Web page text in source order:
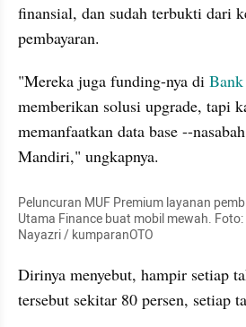
finansial, dan sudah terbukti dari
pembayaran.
"Mereka juga funding-nya di
memberikan solusi upgrade, tapi
memanfaatkan data base --
Mandiri," ungkapnya.
Peluncuran MUF Premium layanan
Utama Finance buat mobil mewah.
Nayazri / kumparanOTO
Dirinya menyebut, hampir setiap
tersebut sekitar 80 persen, setiap